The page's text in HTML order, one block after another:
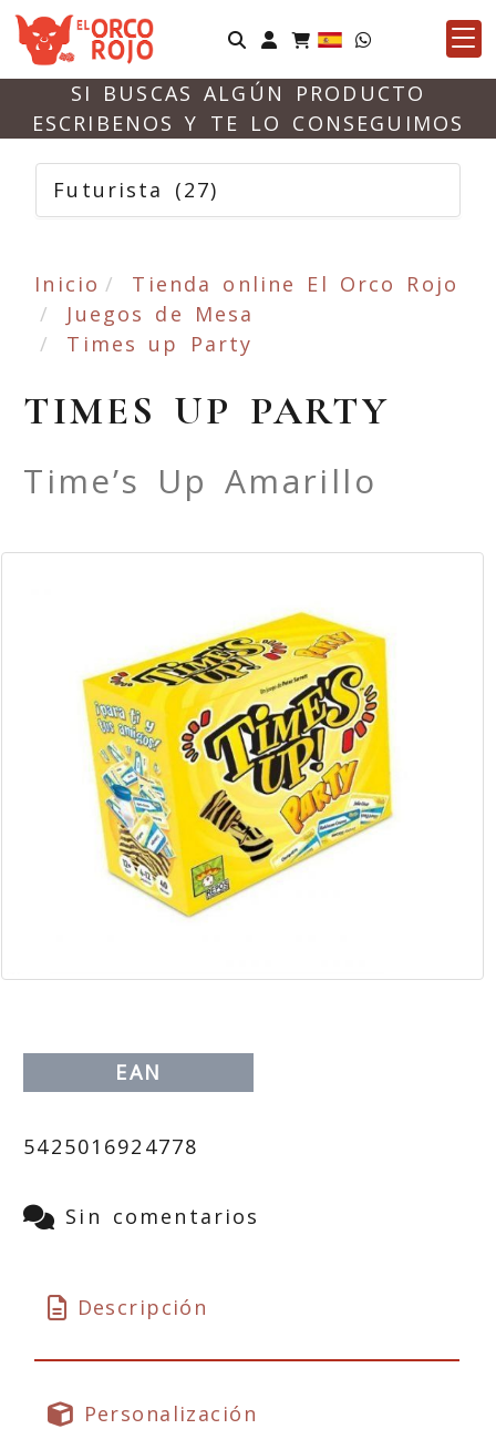
Identifícate
SI BUSCAS ALGÚN PRODUCTO
ESCRIBENOS Y TE LO CONSEGUIMOS
Futurista (27)
Inicio
Tienda online El Orco Rojo
Juegos de Mesa
Times up Party
TIMES UP PARTY
Time’s Up Amarillo
EAN
5425016924778
Sin comentarios
Descripción
Personalización